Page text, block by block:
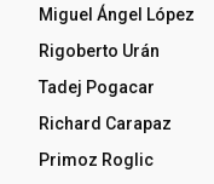
Miguel Ángel López
Rigoberto Urán
Tadej Pogacar
Richard Carapaz
Primoz Roglic